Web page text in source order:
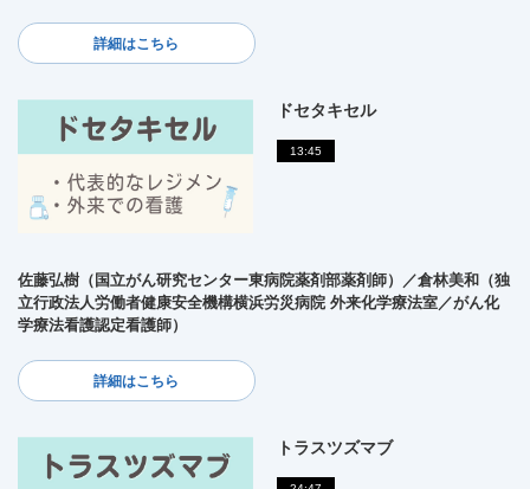
詳細はこちら
ドセタキセル
13:45
佐藤弘樹（国立がん研究センター東病院薬剤部薬剤師）／倉林美和（独
立行政法人労働者健康安全機構横浜労災病院 外来化学療法室／がん化
学療法看護認定看護師）
詳細はこちら
トラスツズマブ